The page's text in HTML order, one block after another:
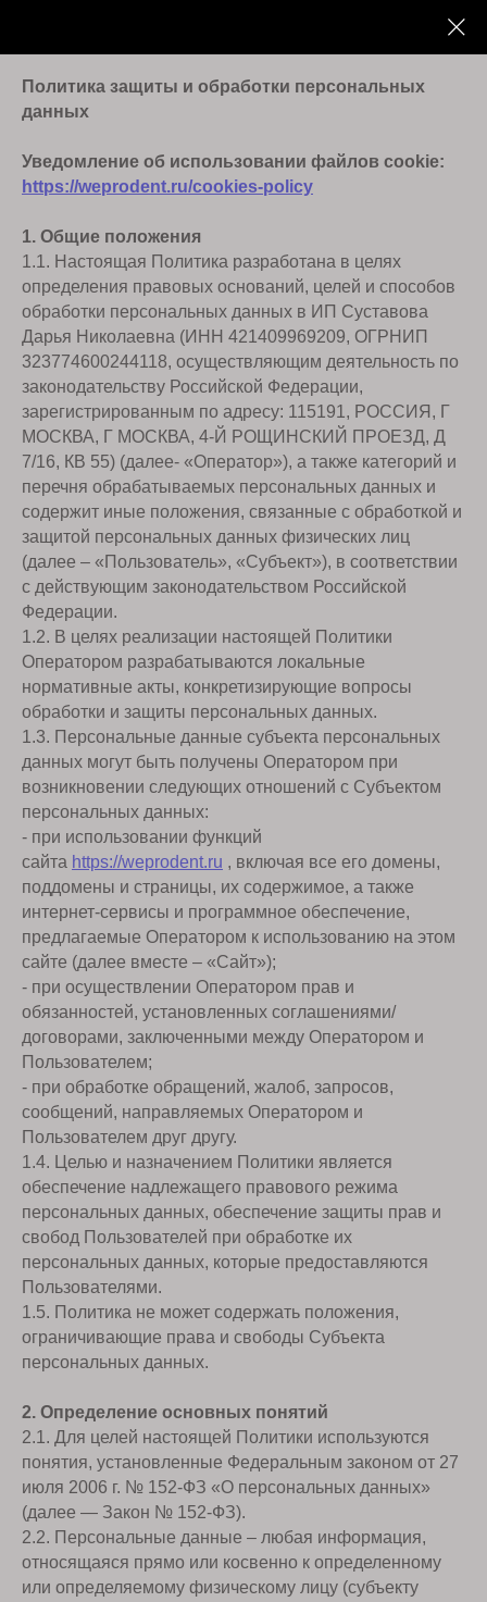
Политика защиты и обработки персональных
данных
Уведомление об использовании файлов cookie:
https://weprodent.ru/cookies-policy
1. Общие положения
1.1. Настоящая Политика разработана в целях
определения правовых оснований, целей и способов
обработки персональных данных в ИП Суставова
Дарья Николаевна (ИНН 421409969209, ОГРНИП
323774600244118, осуществляющим деятельность по
законодательству Российской Федерации,
зарегистрированным по адресу: 115191, РОССИЯ, Г
МОСКВА, Г МОСКВА, 4-Й РОЩИНСКИЙ ПРОЕЗД, Д
7/16, КВ 55) (далее- «Оператор»), а также категорий и
перечня обрабатываемых персональных данных и
содержит иные положения, связанные с обработкой и
защитой персональных данных физических лиц
(далее – «Пользователь», «Субъект»), в соответствии
с действующим законодательством Российской
Федерации.
1.2. В целях реализации настоящей Политики
Оператором разрабатываются локальные
нормативные акты, конкретизирующие вопросы
обработки и защиты персональных данных.
1.3. Персональные данные субъекта персональных
данных могут быть получены Оператором при
возникновении следующих отношений с Субъектом
персональных данных:
- при использовании функций
сайта https://weprodent.ru , включая все его домены,
поддомены и страницы, их содержимое, а также
интернет-сервисы и программное обеспечение,
предлагаемые Оператором к использованию на этом
сайте (далее вместе – «Сайт»);
- при осуществлении Оператором прав и
обязанностей, установленных соглашениями/
договорами, заключенными между Оператором и
Пользователем;
- при обработке обращений, жалоб, запросов,
сообщений, направляемых Оператором и
Пользователем друг другу.
1.4. Целью и назначением Политики является
обеспечение надлежащего правового режима
персональных данных, обеспечение защиты прав и
свобод Пользователей при обработке их
персональных данных, которые предоставляются
Пользователями.
1.5. Политика не может содержать положения,
ограничивающие права и свободы Субъекта
персональных данных.
2. Определение основных понятий
2.1. Для целей настоящей Политики используются
понятия, установленные Федеральным законом от 27
июля 2006 г. № 152-ФЗ «О персональных данных»
(далее — Закон № 152-ФЗ).
2.2. Персональные данные – любая информация,
относящаяся прямо или косвенно к определенному
или определяемому физическому лицу (субъекту